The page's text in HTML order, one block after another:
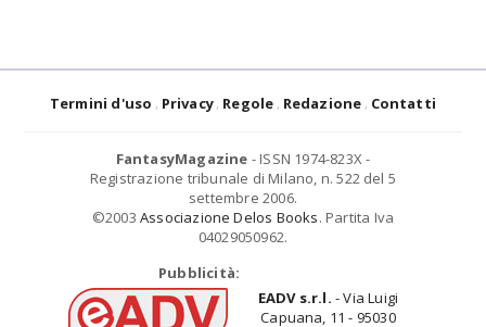
Termini d'uso Privacy Regole Redazione Contatti
FantasyMagazine - ISSN 1974-823X -
Registrazione tribunale di Milano, n. 522 del 5
settembre 2006.
©2003 Associazione Delos Books. Partita Iva
04029050962.
Pubblicità:
EADV s.r.l. - Via Luigi
Capuana, 11 - 95030